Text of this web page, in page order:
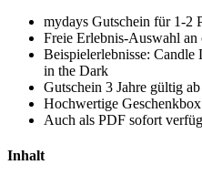
mydays Gutschein für 1-2
Freie Erlebnis-Auswahl an
Beispielerlebnisse:
in the Dark
Gutschein 3 Jahre gültig
Hochwertige Geschenkbox
Auch als PDF sofort
Inhalt